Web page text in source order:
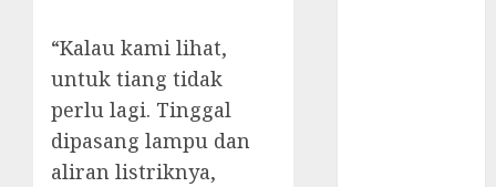
“Kalau kami lihat,
untuk tiang tidak
perlu lagi. Tinggal
dipasang lampu dan
aliran listriknya,